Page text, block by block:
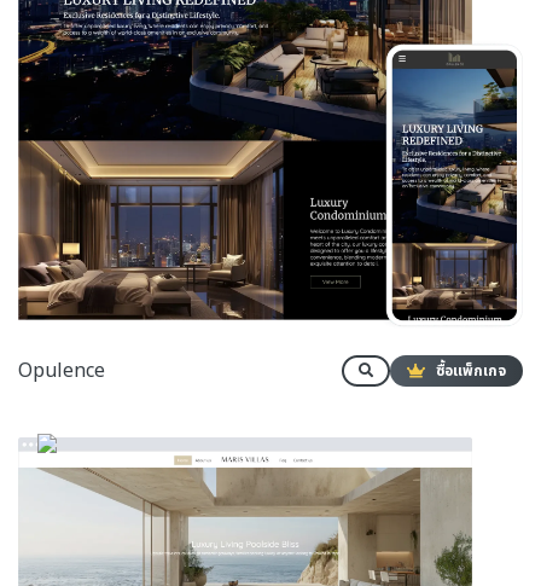
Opulence ซื้อแพ็กเกจ